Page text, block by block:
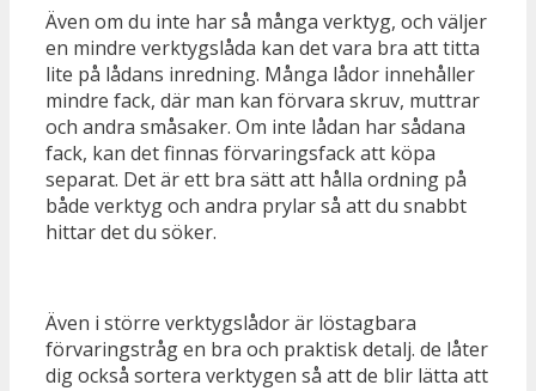
Även om du inte har så många verktyg, och väljer
en mindre verktygslåda kan det vara bra att titta
lite på lådans inredning. Många lådor innehåller
mindre fack, där man kan förvara skruv, muttrar
och andra småsaker. Om inte lådan har sådana
fack, kan det finnas förvaringsfack att köpa
separat. Det är ett bra sätt att hålla ordning på
både verktyg och andra prylar så att du snabbt
hittar det du söker.
Även i större verktygslådor är löstagbara
förvaringstråg en bra och praktisk detalj. de låter
dig också sortera verktygen så att de blir lätta att